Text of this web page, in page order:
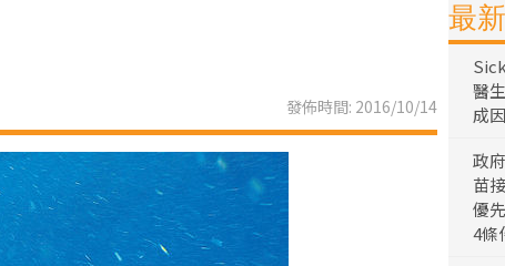
發佈時間: 2016/10/14
最
醫
成
政
苗
優
4條